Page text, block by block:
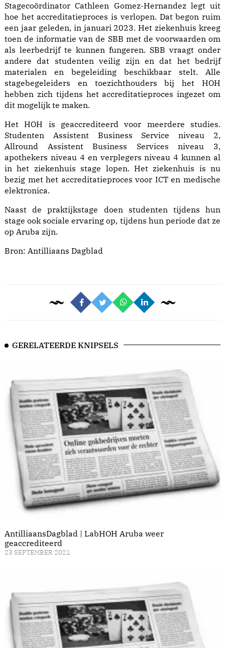
Stagecoördinator Cathleen Gomez-Hernandez legt uit
hoe het accreditatieproces is verlopen. Dat begon ruim
een jaar geleden, in januari 2023. Het ziekenhuis kreeg
toen de informatie van de SBB met de voorwaarden om
als leerbedrijf te kunnen fungeren. SBB vraagt onder
andere dat studenten veilig zijn en dat het bedrijf
materialen en begeleiding beschikbaar stelt. Alle
stagebegeleiders en toezichthouders bij het HOH
hebben zich tijdens het accreditatieproces ingezet om
dit mogelijk te maken.
Het HOH is geaccrediteerd voor meerdere studies.
Studenten Assistent Business Service niveau 2,
Allround Assistent Business Services niveau 3,
apothekers niveau 4 en verplegers niveau 4 kunnen al
in het ziekenhuis stage lopen. Het ziekenhuis is nu
bezig met het accreditatieproces voor ICT en medische
elektronica.
Naast de praktijkstage doen studenten tijdens hun
stage ook sociale ervaring op, tijdens hun periode dat ze
op Aruba zijn.
Bron: Antilliaans Dagblad
GERELATEERDE KNIPSELS
AntilliaansDagblad | LabHOH Aruba weer
geaccrediteerd
23 SEPTEMBER 2021